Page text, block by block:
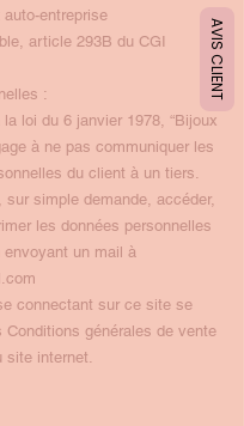
auto-entreprise
article 293B du CGI
:
loi du 6 janvier 1978, “Bijoux
à ne pas communiquer les
du client à un tiers.
sur simple demande, accéder,
les données personnelles
envoyant un mail à
connectant sur ce site se
Conditions générales de vente
site internet.
AVIS CLIENT